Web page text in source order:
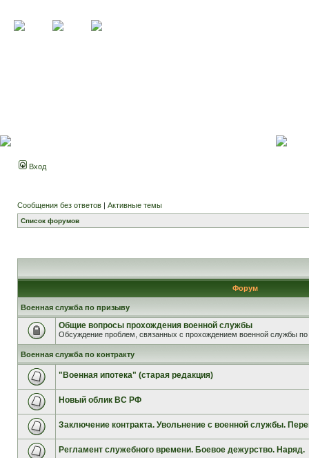
Вход
Сообщения без ответов | Активные темы
Список форумов
Форум
Военная служба по призыву
Общие вопросы прохождения военной службы
Обсуждение проблем, связанных с прохождением военной службы по
Военная служба по контракту
"Военная ипотека" (старая редакция)
Новый облик ВС РФ
Заключение контракта. Увольнение с военной службы.
Регламент служебного времени. Боевое дежурство. Наряд.